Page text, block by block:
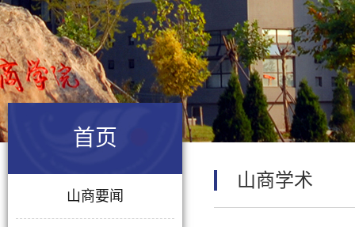
正茂
追求
首页
山商要闻
山商学术